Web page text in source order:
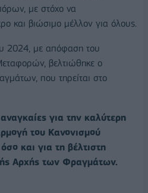
με στόχο να
και βιώσιμο μέλλον για όλους.
2024, με απόφαση του
βελτιώθηκε ο
που τηρείται στο
για την καλύτερη
του Κανονισμού
και για τη βέλτιστη
Αρχής των Φραγμάτων.